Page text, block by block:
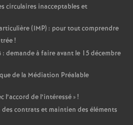
circulaires inacceptables et
(IMP) : pour tout comprendre
!
demande à faire avant le 15 décembre
de la Médiation Préalable
l’accord de l’intéressé»!
contrats et maintien des éléments